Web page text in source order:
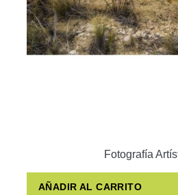
Fotografía
AÑADIR AL CARRITO